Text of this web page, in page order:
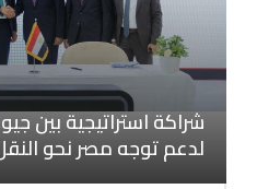
شراكة استراتيجية بين
لدعم توجه مصر نحو